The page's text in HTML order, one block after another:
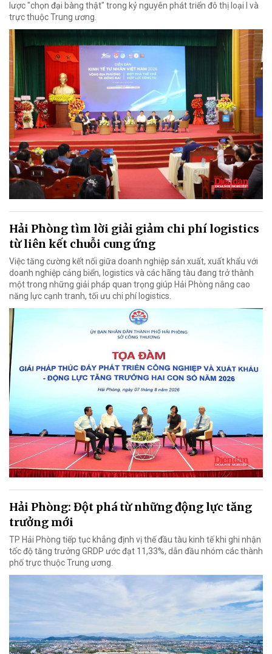
lược "chọn đại bàng thật" trong kỷ nguyên phát triển đô thị loại I và
trực thuộc Trung ương.
Hải Phòng tìm lời giải giảm chi phí logistics
từ liên kết chuỗi cung ứng
Việc tăng cường kết nối giữa doanh nghiệp sản xuất, xuất khẩu với
doanh nghiệp cảng biển, logistics và các hãng tàu đang trở thành
một trong những giải pháp quan trọng giúp Hải Phòng nâng cao
năng lực cạnh tranh, tối ưu chi phí logistics.
Hải Phòng: Đột phá từ những động lực tăng
trưởng mới
TP Hải Phòng tiếp tục khẳng định vị thế đầu tàu kinh tế khi ghi nhận
tốc độ tăng trưởng GRDP ước đạt 11,33%, dẫn đầu nhóm các thành
phố trực thuộc Trung ương.